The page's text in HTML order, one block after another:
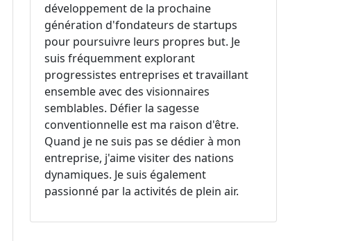
développement de la prochaine
génération d'fondateurs de startups
pour poursuivre leurs propres but. Je
suis fréquemment explorant
progressistes entreprises et travaillant
ensemble avec des visionnaires
semblables. Défier la sagesse
conventionnelle est ma raison d'être.
Quand je ne suis pas se dédier à mon
entreprise, j'aime visiter des nations
dynamiques. Je suis également
passionné par la activités de plein air.